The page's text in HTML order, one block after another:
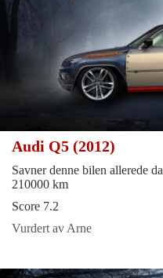
Audi Q5 (2012)
Savner denne bilen allerede
210000 km
Score 7.2
Vurdert av Arne